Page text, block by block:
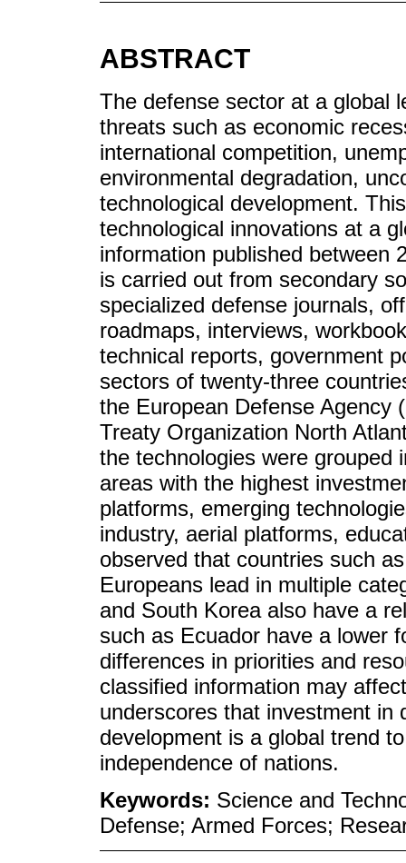
ABSTRACT
The defense sector at a global
threats such as economic
international competition,
environmental degradation,
technological development.
technological innovations at a
information published between
is carried out from secondary
specialized defense journals,
roadmaps, interviews,
technical reports, government
sectors of twenty-three
the European Defense Agency
Treaty Organization North
the technologies were grouped
areas with the highest
platforms, emerging
industry, aerial platforms,
observed that countries such
Europeans lead in multiple
and South Korea also have a
such as Ecuador have a lower
differences in priorities and
classified information may
underscores that investment in
development is a global trend
independence of nations.
Keywords: Science and
Defense; Armed Forces;